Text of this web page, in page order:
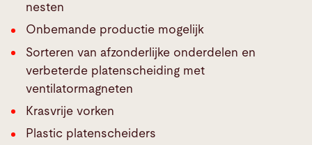
nesten
Onbemande productie mogelijk
Sorteren van afzonderlijke onderdelen en
verbeterde platenscheiding met
ventilatormagneten
Krasvrije vorken
Plastic platenscheiders